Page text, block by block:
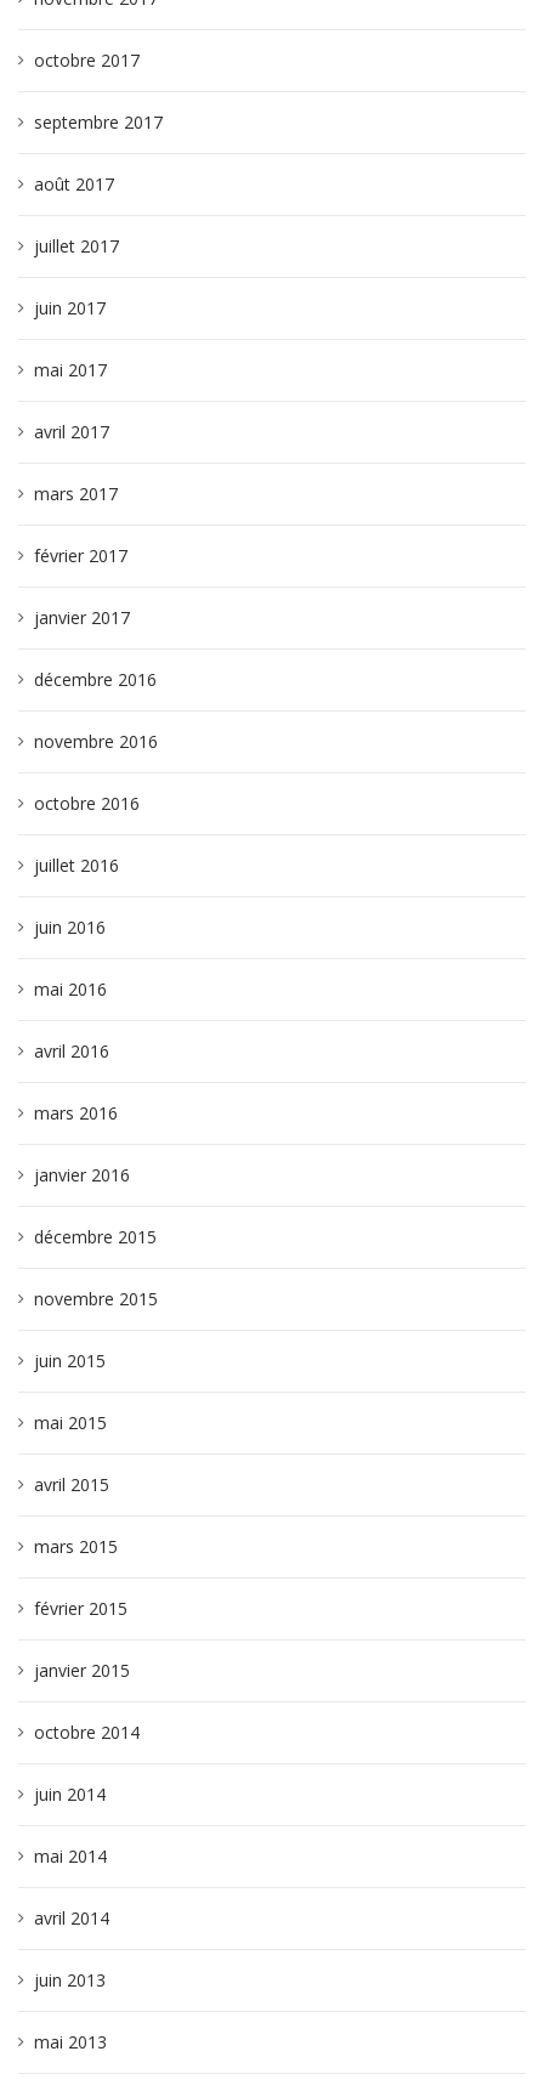
octobre 2017
septembre 2017
août 2017
juillet 2017
juin 2017
mai 2017
avril 2017
mars 2017
février 2017
janvier 2017
décembre 2016
novembre 2016
octobre 2016
juillet 2016
juin 2016
mai 2016
avril 2016
mars 2016
janvier 2016
décembre 2015
novembre 2015
juin 2015
mai 2015
avril 2015
mars 2015
février 2015
janvier 2015
octobre 2014
juin 2014
mai 2014
avril 2014
juin 2013
mai 2013